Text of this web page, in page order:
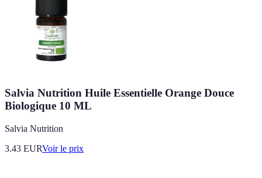
Salvia Nutrition Huile Essentielle Orange Douce
Biologique 10 ML
Salvia Nutrition
3.43 EURVoir le prix